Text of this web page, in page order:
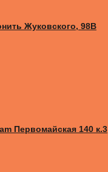
Жуковского, 98B
Первомайская 140 к.3